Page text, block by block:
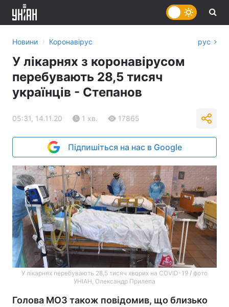
Новини › Коронавірус рус
У лікарнях з коронавірусом
перебувають 28,5 тисяч
українців - Степанов
05:31, 14.11.20 1 хв. 17865
Підпишіться на нас в Google
У лікарнях перебувають 28,5 тисяч хворих на COVID-19 / фото
УНІАН, Олександр Прилепа
Голова МОЗ також повідомив, що близько